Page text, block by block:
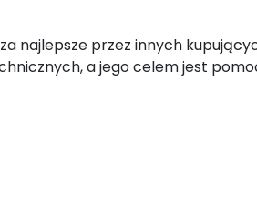
najlepsze przez innych
a jego celem jest